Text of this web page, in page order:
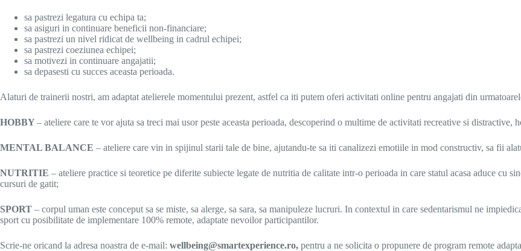
sa pastrezi legatura cu echipa ta;
sa asiguri in continuare beneficii non-financiare;
sa pastrezi un nivel ridicat de wellbeing in cadrul echipei;
sa pastrezi coeziunea echipei;
sa motivezi in continuare angajatii;
sa depasesti cu succes aceasta perioada.
Alaturi de trainerii nostri, am adaptat atelierele momentului prezent, astfel ca iti putem oferi activitati online pentru angajati din
HOBBY – ateliere care te vor ajuta sa treci mai usor peste aceasta perioada, descoperind o multime de activitati recreative si distractive,
MENTAL BALANCE – ateliere care vin in spijinul starii tale de bine, ajutandu-te sa iti canalizezi emotiile in mod constructiv, sa fii
NUTRITIE – ateliere practice si teoretice pe diferite subiecte legate de nutritia de calitate intr-o perioada in care statul acasa aduce cu
cursuri de gatit;
SPORT – corpul uman este conceput sa se miste, sa alerge, sa sara, sa manipuleze lucruri. In contextul in care sedentarismul ne
sport cu posibilitate de implementare 100% remote, adaptate nevoilor participantilor.
Scrie-ne oricand la adresa noastra de e-mail: wellbeing@smartexperience.ro, pentru a ne solicita o propunere de program remote